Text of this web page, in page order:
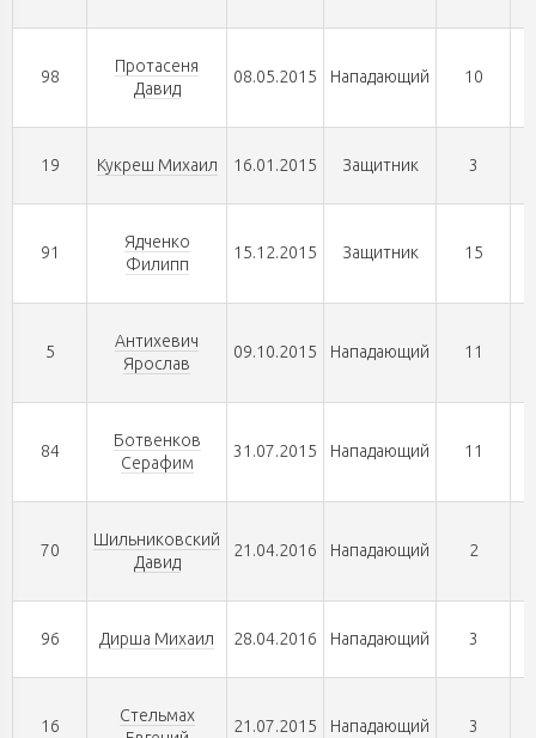
98
Протасеня
Давид
08.05.2015 Нападающий 10
19 Кукреш Михаил 16.01.2015 Защитник 3
91
Ядченко
Филипп
15.12.2015 Защитник 15
5
Антихевич
Ярослав
09.10.2015 Нападающий 11
84
Ботвенков
Серафим
31.07.2015 Нападающий 11
70
Шильниковский
Давид
21.04.2016 Нападающий 2
96 Дирша Михаил 28.04.2016 Нападающий 3
16
Стельмах
21.07.2015 Нападающий 3